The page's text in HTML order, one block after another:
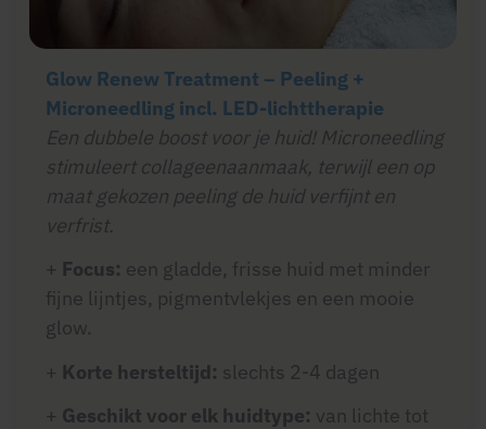
Glow Renew Treatment – Peeling +
Microneedling incl. LED-lichttherapie
Een dubbele boost voor je huid! Microneedling
stimuleert collageenaanmaak, terwijl een op
maat gekozen peeling de huid verfijnt en
verfrist.
+ Focus: een gladde, frisse huid met minder
fijne lijntjes, pigmentvlekjes en een mooie
glow.
+ Korte hersteltijd: slechts 2-4 dagen
+ Geschikt voor elk huidtype: van lichte tot